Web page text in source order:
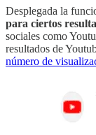
Desplegada la
para ciertos
sociales como
resultados de
número de